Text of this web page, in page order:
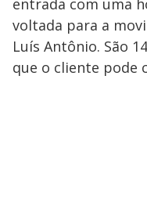
entrada com uma
voltada para a
Luís Antônio. São
que o cliente pode